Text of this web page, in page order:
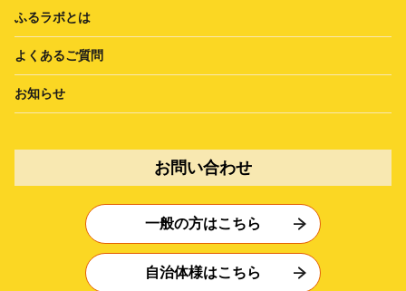
ふるラボとは
よくあるご質問
お知らせ
お問い合わせ
一般の方はこちら
自治体様はこちら